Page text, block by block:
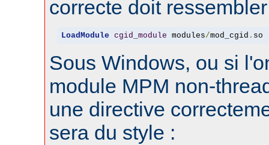
correcte doit
LoadModule cgid_module modules/mod_cgid . so
Sous Windows, ou si
module MPM non-
une directive
sera du style :